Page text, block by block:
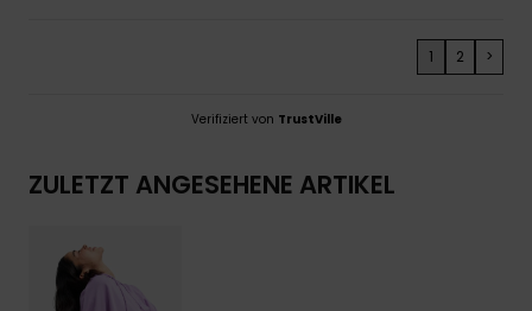
1 2 >
Verifiziert von TrustVille
ZULETZT ANGESEHENE ARTIKEL